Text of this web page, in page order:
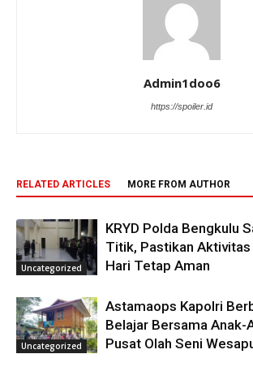
Admin1doo6
https://spoiler.id
RELATED ARTICLES MORE FROM AUTHOR
Uncategorized
KRYD Polda Bengkulu
Titik, Pastikan Aktivitas
Hari Tetap Aman
Uncategorized
Astamaops Kapolri
Belajar Bersama Anak-
Pusat Olah Seni